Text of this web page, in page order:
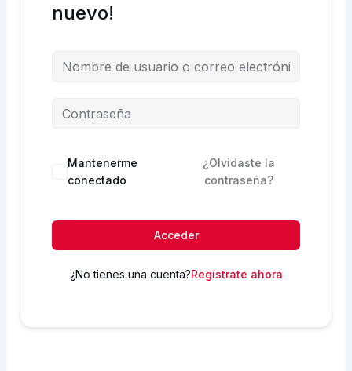
nuevo!
Mantenerme
conectado
¿Olvidaste la
contraseña?
Acceder
¿No tienes una cuenta?Regístrate ahora